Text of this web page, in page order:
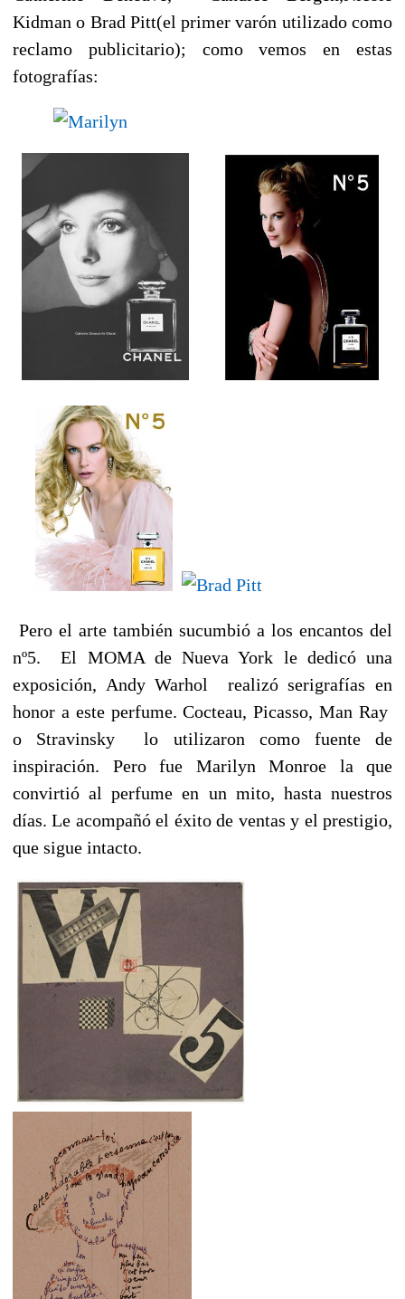
Kidman o Brad Pitt(el primer varón utilizado como
reclamo publicitario); como vemos en estas
fotografías:
Pero el arte también sucumbió a los encantos del
nº5. El MOMA de Nueva York le dedicó una
exposición, Andy Warhol realizó serigrafías en
honor a este perfume. Cocteau, Picasso, Man Ray
o Stravinsky lo utilizaron como fuente de
inspiración. Pero fue Marilyn Monroe la que
convirtió al perfume en un mito, hasta nuestros
días. Le acompañó el éxito de ventas y el prestigio,
que sigue intacto.